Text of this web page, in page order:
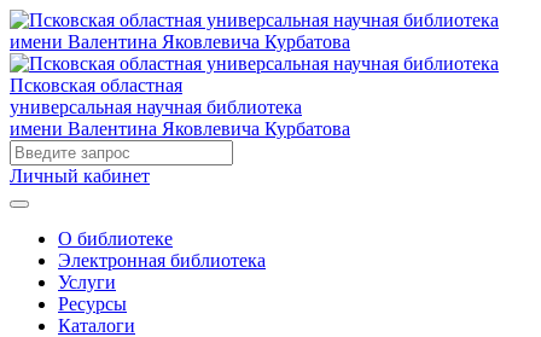
Псковская областная
универсальная научная библиотека
имени Валентина Яковлевича Курбатова
Личный кабинет
О библиотеке
Электронная библиотека
Услуги
Ресурсы
Каталоги